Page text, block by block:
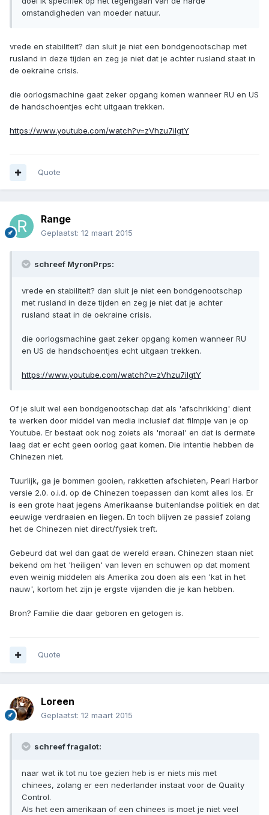
omstandigheden van moeder natuur.
vrede en stabiliteit? dan sluit je niet een bondgenootschap met
rusland in deze tijden en zeg je niet dat je achter rusland staat in
de oekraine crisis.
die oorlogsmachine gaat zeker opgang komen wanneer RU en US
de handschoentjes echt uitgaan trekken.
https://www.youtube.com/watch?v=zVhzu7iIgtY
Quote
Range
Geplaatst: 12 maart 2015
schreef MyronPrps:
vrede en stabiliteit? dan sluit je niet een bondgenootschap
met rusland in deze tijden en zeg je niet dat je achter
rusland staat in de oekraine crisis.
die oorlogsmachine gaat zeker opgang komen wanneer RU
en US de handschoentjes echt uitgaan trekken.
https://www.youtube.com/watch?v=zVhzu7iIgtY
Of je sluit wel een bondgenootschap dat als 'afschrikking' dient
te werken door middel van media inclusief dat filmpje van je op
Youtube. Er bestaat ook nog zoiets als 'moraal' en dat is dermate
laag dat er echt geen oorlog gaat komen. Die intentie hebben de
Chinezen niet.
Tuurlijk, ga je bommen gooien, rakketten afschieten, Pearl Harbor
versie 2.0. o.i.d. op de Chinezen toepassen dan komt alles los. Er
is een grote haat jegens Amerikaanse buitenlandse politiek en dat
eeuwige verdraaien en liegen. En toch blijven ze passief zolang
het de Chinezen niet direct/fysiek treft.
Gebeurd dat wel dan gaat de wereld eraan. Chinezen staan niet
bekend om het 'heiligen' van leven en schuwen op dat moment
even weinig middelen als Amerika zou doen als een 'kat in het
nauw', kortom het zijn je ergste vijanden die je kan hebben.
Bron? Familie die daar geboren en getogen is.
Quote
Loreen
Geplaatst: 12 maart 2015
schreef fragalot:
naar wat ik tot nu toe gezien heb is er niets mis met
chinees, zolang er een nederlander instaat voor de Quality
Control.
Als het een amerikaan of een chinees is moet je niet veel